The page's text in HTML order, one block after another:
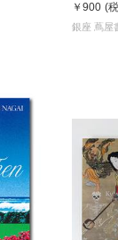
￥900 (
銀座 蔦屋